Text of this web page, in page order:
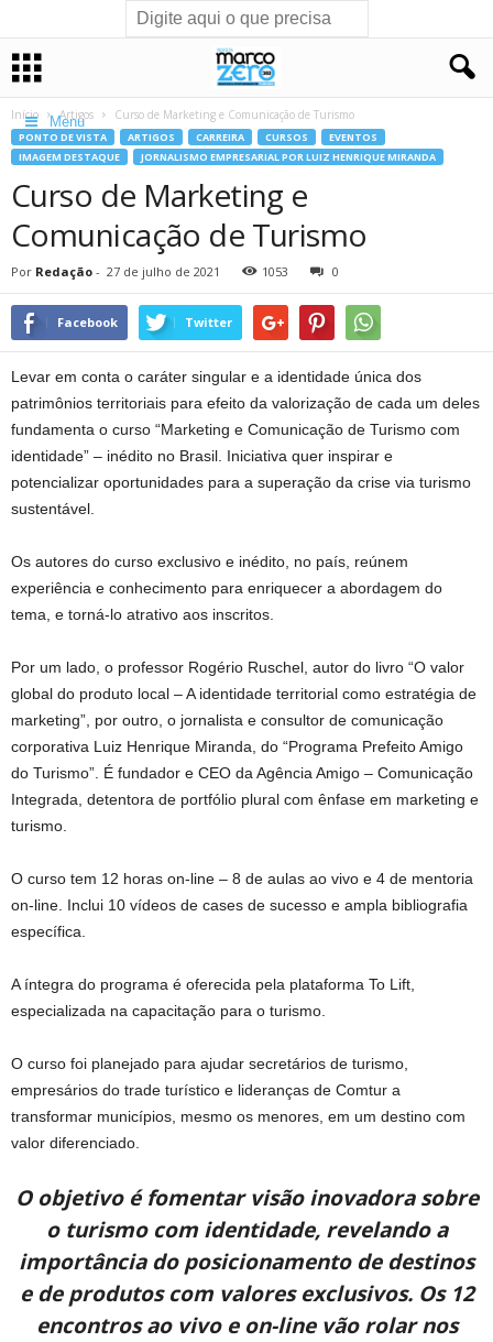
Menu
Início Artigos Curso de Marketing e Comunicação de Turismo
PONTO DE VISTA ARTIGOS CARREIRA CURSOS
EVENTOS
IMAGEM DESTAQUE
JORNALISMO EMPRESARIAL POR LUIZ HENRIQUE MIRANDA
Curso de Marketing e
Comunicação de Turismo
Por Redação - 27 de julho de 2021 1053 0
Facebook Twitter
Levar em conta o caráter singular e a identidade única dos
patrimônios territoriais para efeito da valorização de cada um deles
fundamenta o curso “Marketing e Comunicação de Turismo com
identidade” – inédito no Brasil. Iniciativa quer inspirar e
potencializar oportunidades para a superação da crise via turismo
sustentável.
Os autores do curso exclusivo e inédito, no país, reúnem
experiência e conhecimento para enriquecer a abordagem do
tema, e torná-lo atrativo aos inscritos.
Por um lado, o professor Rogério Ruschel, autor do livro “O valor
global do produto local – A identidade territorial como estratégia de
marketing”, por outro, o jornalista e consultor de comunicação
corporativa Luiz Henrique Miranda, do “Programa Prefeito Amigo
do Turismo”. É fundador e CEO da Agência Amigo – Comunicação
Integrada, detentora de portfólio plural com ênfase em marketing e
turismo.
O curso tem 12 horas on-line – 8 de aulas ao vivo e 4 de mentoria
on-line. Inclui 10 vídeos de cases de sucesso e ampla bibliografia
específica.
A íntegra do programa é oferecida pela plataforma To Lift,
especializada na capacitação para o turismo.
O curso foi planejado para ajudar secretários de turismo,
empresários do trade turístico e lideranças de Comtur a
transformar municípios, mesmo os menores, em um destino com
valor diferenciado.
O objetivo é fomentar visão inovadora sobre
o turismo com identidade, revelando a
importância do posicionamento de destinos
e de produtos com valores exclusivos. Os 12
encontros ao vivo e on-line vão rolar nos